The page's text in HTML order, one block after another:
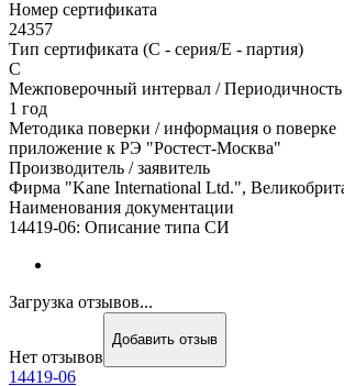
Номер сертификата
24357
Тип сертификата (C - серия/E - партия)
С
Межповерочный интервал / Периодичность
1 год
Методика поверки / информация о поверке
приложение к РЭ "Ростест-Москва"
Производитель / заявитель
Фирма "Kane International Ltd.",
Наименования документации
14419-06: Описание типа СИ
Загрузка отзывов...
Нет отзывов
Добавить отзыв
14419-06